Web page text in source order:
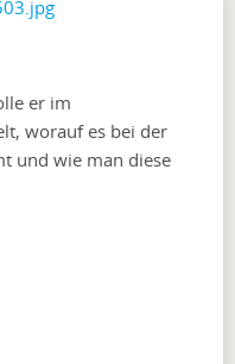
er im
worauf es bei der
und wie man diese